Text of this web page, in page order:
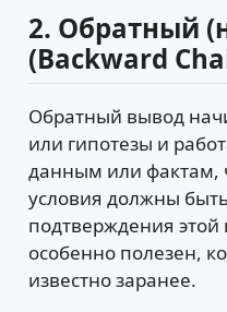
2. Обратный
(Backward
Обратный вывод
или гипотезы и
данным или фактам,
условия должны
подтверждения этой
особенно полезен,
известно заранее.